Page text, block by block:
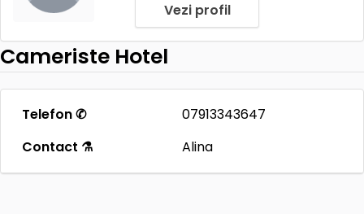
Vezi profil
Cameriste Hotel
Telefon ✆
07913343647
Contact ⚗
Alina